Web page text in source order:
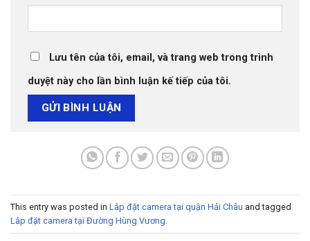
Lưu tên của tôi, email, và trang web trong trình
duyệt này cho lần bình luận kế tiếp của tôi.
This entry was posted in Lắp đặt camera tại quận Hải Châu and tagged
Lắp đặt camera tại Đường Hùng Vương